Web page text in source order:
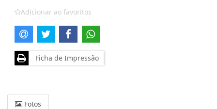
Adicionar ao favoritos
Ficha de Impressão
Fotos